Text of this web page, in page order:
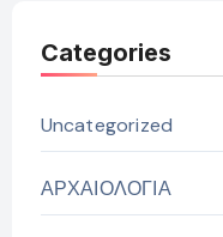
Categories
Uncategorized
ΑΡΧΑΙΟΛΟΓΙΑ